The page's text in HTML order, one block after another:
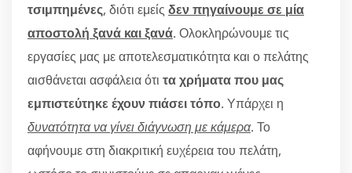
τσιμπημένες, διότι εμείς δεν πηγαίνουμε σε μία
αποστολή ξανά και ξανά. Ολοκληρώνουμε τις
εργασίες μας με αποτελεσματικότητα και ο πελάτης
αισθάνεται ασφάλεια ότι τα χρήματα που μας
εμπιστεύτηκε έχουν πιάσει τόπο. Υπάρχει η
δυνατότητα να γίνει διάγνωση με κάμερα. Το
αφήνουμε στη διακριτική ευχέρεια του πελάτη,